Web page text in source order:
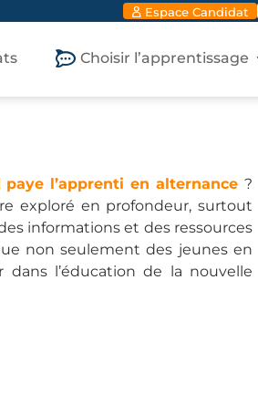
Espace Candidat
Choisir l’apprentissage
paye l’apprenti en alternance ?
exploré en profondeur, surtout
informations et des ressources
non seulement des jeunes en
l’éducation de la nouvelle